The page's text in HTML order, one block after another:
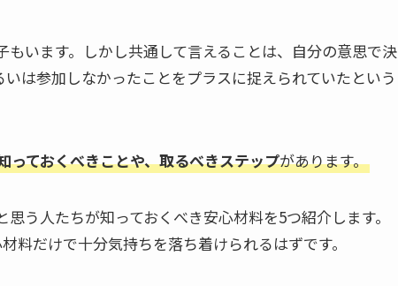
います。しかし共通して言えることは、自分の意思で決
は参加しなかったことをプラスに捉えられていたという
っておくべきことや、取るべきステップがあります。
う人たちが知っておくべき安心材料を5つ紹介します。
料だけで十分気持ちを落ち着けられるはずです。